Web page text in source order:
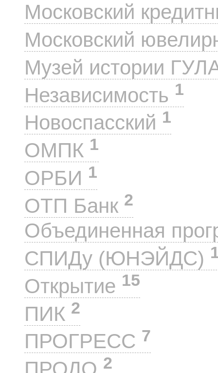
Московский
Московский
Музей истории
Независимость 1
Новоспасский 1
ОМПК 1
ОРБИ 1
ОТП Банк 2
Объединенная
СПИДу (ЮНЭЙДС)
Открытие 15
ПИК 2
ПРОГРЕСС 7
2